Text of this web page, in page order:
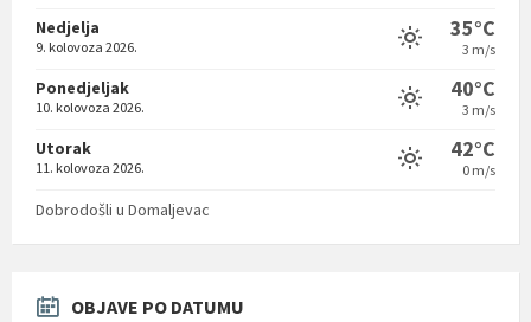
Nedjelja
9. kolovoza 2026.
35°C
3 m/s
Ponedjeljak
10. kolovoza 2026.
40°C
3 m/s
Utorak
11. kolovoza 2026.
42°C
0 m/s
Dobrodošli u Domaljevac
OBJAVE PO DATUMU